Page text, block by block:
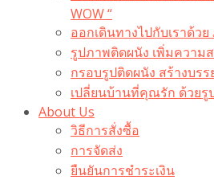
WOW “
ออกเดินทางไปกับเราด้ว
รูปภาพติดผนัง เพิ่มควา
กรอบรูปติดผนัง สร้างบร
เปลี่ยนบ้านที่คุณรัก ด้วย
About Us
วิธีการสั่งซื้อ
การจัดส่ง
ยืนยันการชำระเงิน